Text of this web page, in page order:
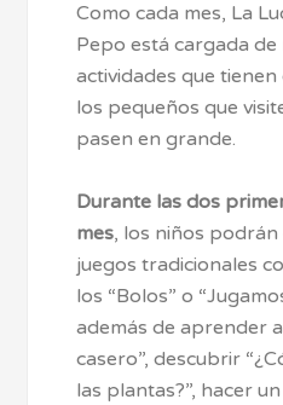
Como cada mes, La
Pepo está cargada de
actividades que
los pequeños que
pasen en grande.
Durante las dos
mes, los niños
juegos tradicionales
los “Bolos” o
además de aprender
casero”, descubrir
las plantas?”, hacer